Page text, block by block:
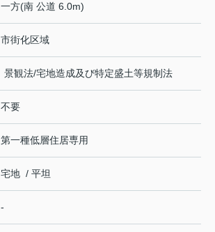
一方(南 公道 6.0m)
市街化区域
景観法/宅地造成及び特定盛土等規制法
不要
第一種低層住居専用
宅地 / 平坦
-